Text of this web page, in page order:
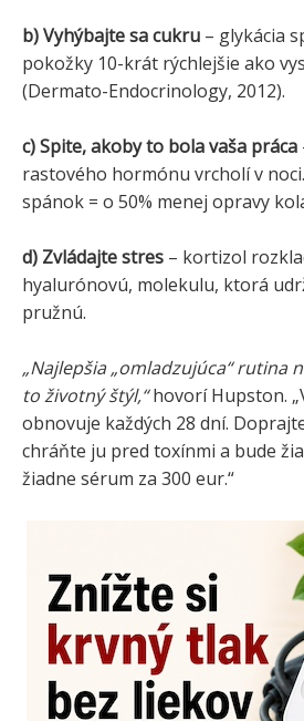
b) Vyhýbajte sa cukru – glykácia
pokožky 10-krát rýchlejšie ako
(Dermato-Endocrinology, 2012).
c) Spite, akoby to bola vaša práca
rastového hormónu vrcholí v
spánok = o 50% menej opravy
d) Zvládajte stres – kortizol
hyalurónovú, molekulu, ktorá
pružnú.
„Najlepšia „omladzujúca“ rutina
to životný štýl,“hovorí Hupston.
obnovuje každých 28 dní.
chráňte ju pred toxínmi a bude
žiadne sérum za 300 eur.“